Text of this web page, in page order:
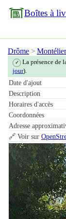
Boîtes à
Drôme Montélier
✓ La présence de
jour).
Date d'ajout
Description
Horaires d'accès
Coordonnées
Adresse
🔗 Voir sur